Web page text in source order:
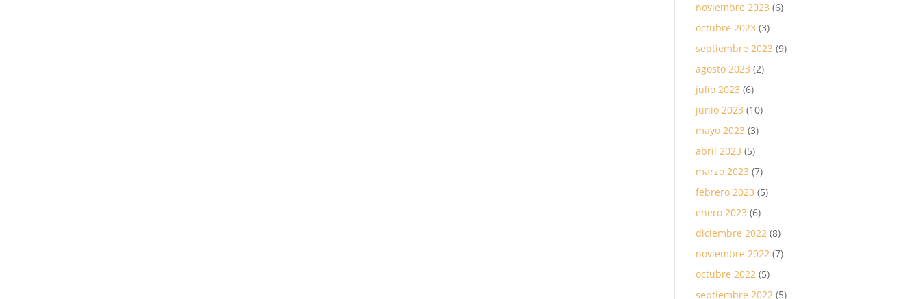
noviembre 2023 (6)
octubre 2023 (3)
septiembre 2023 (9)
agosto 2023 (2)
julio 2023 (6)
junio 2023 (10)
mayo 2023 (3)
abril 2023 (5)
marzo 2023 (7)
febrero 2023 (5)
enero 2023 (6)
diciembre 2022 (8)
noviembre 2022 (7)
octubre 2022 (5)
septiembre 2022 (5)